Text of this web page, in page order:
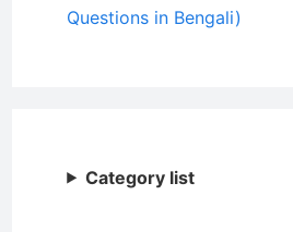
Questions in Bengali)
Category list